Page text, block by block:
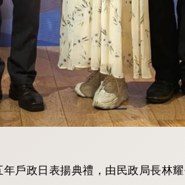
戶政日表揚典禮，由民政局長林